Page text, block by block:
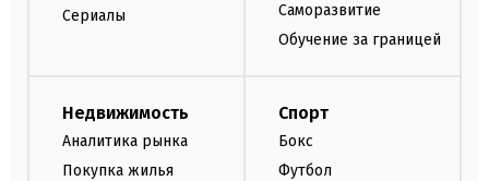
Сериалы
Саморазвитие
Обучение за границей
Недвижимость
Аналитика рынка
Покупка жилья
Спорт
Бокс
Футбол